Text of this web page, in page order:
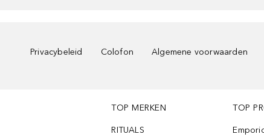
Privacybeleid Colofon Algemene voorwaarden
TOP MERKEN
RITUALS
TOP